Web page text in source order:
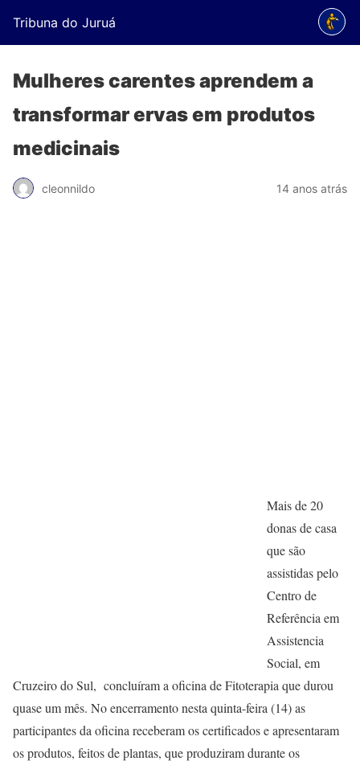
Tribuna do Juruá
Mulheres carentes aprendem a
transformar ervas em produtos
medicinais
cleonnildo 14 anos atrás
Mais de 20
donas de casa
que são
assistidas pelo
Centro de
Referência em
Assistencia
Social, em
Cruzeiro do Sul, concluíram a oficina de Fitoterapia que durou
quase um mês. No encerramento nesta quinta-feira (14) as
participantes da oficina receberam os certificados e apresentaram
os produtos, feitos de plantas, que produziram durante os